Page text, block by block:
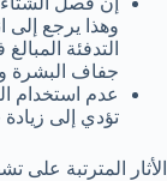
وهذا يرجع
التدفئة
جفاف البشرة
عدم استخدام
تؤدي إلى
الأثار المترتبة على